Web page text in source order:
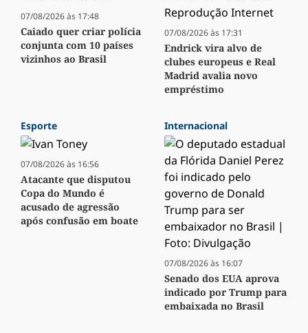
07/08/2026 às 17:48
Caiado quer criar polícia
conjunta com 10 países
vizinhos ao Brasil
07/08/2026 às 17:31
Endrick vira alvo de
clubes europeus e Real
Madrid avalia novo
empréstimo
Esporte
07/08/2026 às 16:56
Atacante que disputou
Copa do Mundo é
acusado de agressão
após confusão em boate
Internacional
07/08/2026 às 16:07
Senado dos EUA aprova
indicado por Trump para
embaixada no Brasil